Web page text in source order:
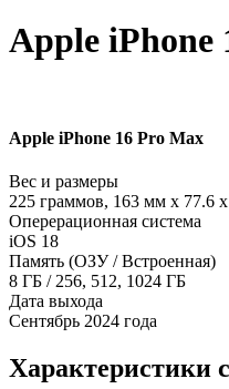
Apple iPhone
Apple iPhone 16 Pro Max
Вес и размеры
225 граммов, 163 мм x 77.6
Оперерационная система
iOS 18
Память (ОЗУ / Встроенная)
8 ГБ / 256, 512, 1024 ГБ
Дата выхода
Сентябрь 2024 года
Характеристики